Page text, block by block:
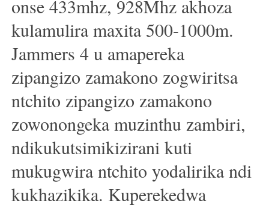
onse 433mhz, 928Mhz akhoza
kulamulira maxita 500-1000m.
Jammers 4 u amapereka
zipangizo zamakono zogwiritsa
ntchito zipangizo zamakono
zowonongeka muzinthu zambiri,
ndikukutsimikizirani kuti
mukugwira ntchito yodalirika ndi
kukhazikika. Kuperekedwa